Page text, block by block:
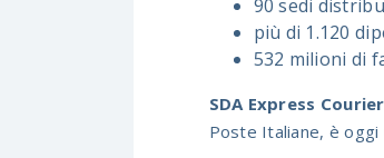
90 sedi
più di 1.120
532 milioni di
SDA Express Courier
Poste Italiane, è oggi